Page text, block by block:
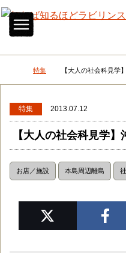
メニュー
DEEokinawaトップ
特集 【大人の社会科見学
特集 2013.07.12
【大人の社会科見学
お店／施設 本島周辺離島